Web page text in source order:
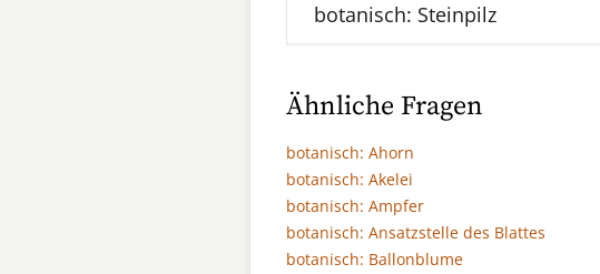
botanisch: Steinpilz
Ähnliche Fragen
botanisch: Ahorn
botanisch: Akelei
botanisch: Ampfer
botanisch: Ansatzstelle des Blattes
botanisch: Ballonblume